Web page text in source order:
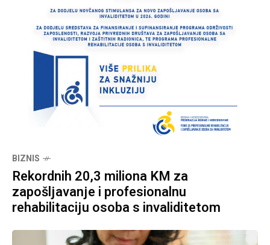
BIZNIS
Rekordnih 20,3 miliona KM za
zapošljavanje i profesionalnu
rehabilitaciju osoba s invaliditetom